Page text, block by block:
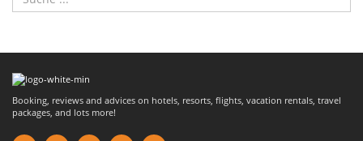
Booking, reviews and advices on hotels, resorts, flights, vacation rentals, travel
packages, and lots more!